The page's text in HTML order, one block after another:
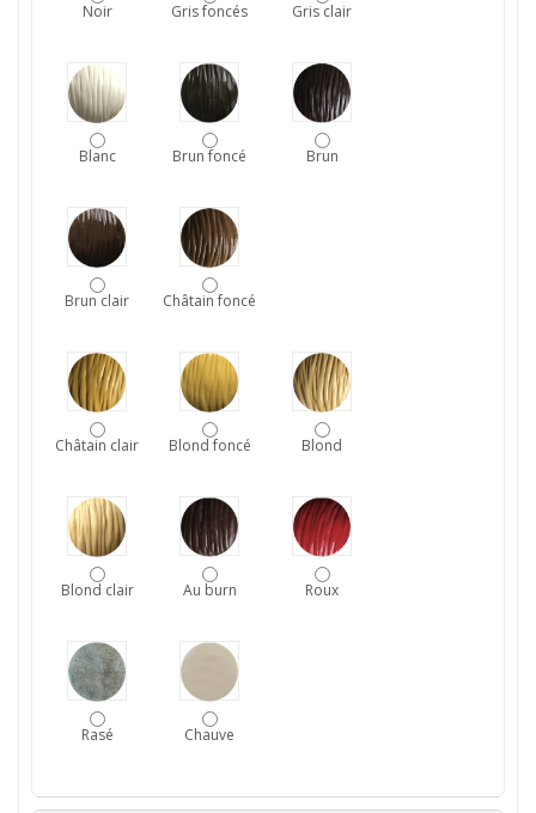
Noir Gris foncés Gris clair
Blanc Brun foncé Brun
Brun clair Châtain foncé
Châtain clair Blond foncé Blond
Blond clair Au burn Roux
Rasé Chauve